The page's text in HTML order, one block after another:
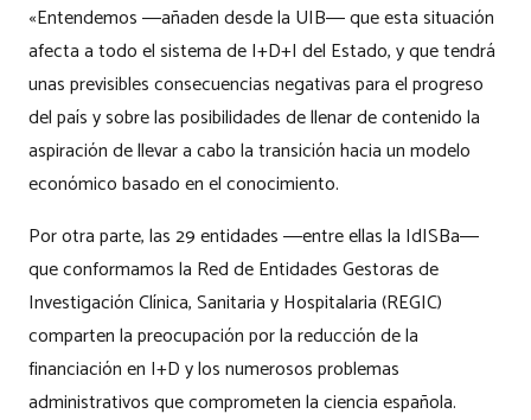
«Entendemos ―añaden desde la UIB― que esta situación
afecta a todo el sistema de I+D+I del Estado, y que tendrá
unas previsibles consecuencias negativas para el progreso
del país y sobre las posibilidades de llenar de contenido la
aspiración de llevar a cabo la transición hacia un modelo
económico basado en el conocimiento.
Por otra parte, las 29 entidades ―entre ellas la IdISBa―
que conformamos la Red de Entidades Gestoras de
Investigación Clínica, Sanitaria y Hospitalaria (REGIC)
comparten la preocupación por la reducción de la
financiación en I+D y los numerosos problemas
administrativos que comprometen la ciencia española.